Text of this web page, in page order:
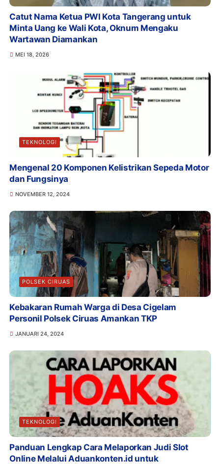
Catut Nama Ketua PWI Kota Tangerang untuk
Minta Uang ke Wali Kota, Oknum Mengaku
Wartawan Diamankan
MEI 18, 2026
TEKNOLOGI
Mengenal 20 Komponen Kelistrikan Sepeda Motor
dan Fungsinya
NOVEMBER 12, 2024
POLSEK CIRUAS
Kebakaran Rumah Warga di Desa Cigelam
Personil Polsek Ciruas Amankan TKP
JANUARI 24, 2024
TEKNOLOGI
Panduan Lengkap Cara Melaporkan Judi Slot
Online Melalui Aduankonten.id untuk